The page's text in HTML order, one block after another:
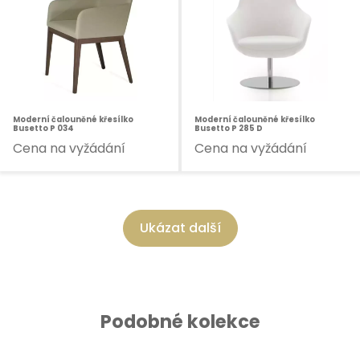
Moderní čalouněné křesílko
Busetto P 034
Cena na vyžádání
Moderní čalouněné křesílko
Busetto P 285 D
Cena na vyžádání
Ukázat další
Podobné kolekce